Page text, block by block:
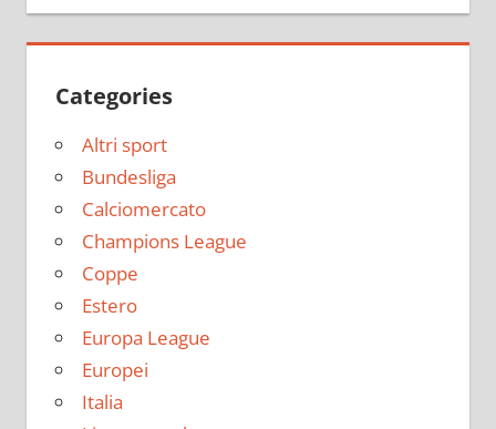
Categories
Altri sport
Bundesliga
Calciomercato
Champions League
Coppe
Estero
Europa League
Europei
Italia